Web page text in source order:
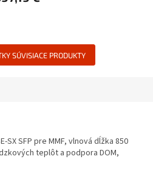
SÚVISIACE PRODUKTY
SX SFP pre MMF, vlnová dĺžka 850
teplôt a podpora DOM,